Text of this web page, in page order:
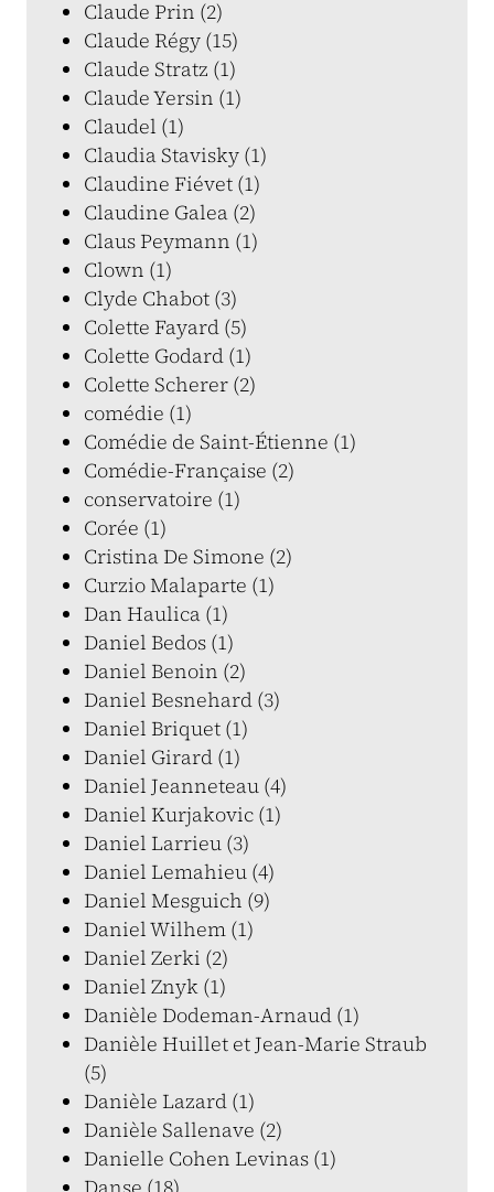
Claude Prin (2)
Claude Régy (15)
Claude Stratz (1)
Claude Yersin (1)
Claudel (1)
Claudia Stavisky (1)
Claudine Fiévet (1)
Claudine Galea (2)
Claus Peymann (1)
Clown (1)
Clyde Chabot (3)
Colette Fayard (5)
Colette Godard (1)
Colette Scherer (2)
comédie (1)
Comédie de Saint-Étienne (1)
Comédie-Française (2)
conservatoire (1)
Corée (1)
Cristina De Simone (2)
Curzio Malaparte (1)
Dan Haulica (1)
Daniel Bedos (1)
Daniel Benoin (2)
Daniel Besnehard (3)
Daniel Briquet (1)
Daniel Girard (1)
Daniel Jeanneteau (4)
Daniel Kurjakovic (1)
Daniel Larrieu (3)
Daniel Lemahieu (4)
Daniel Mesguich (9)
Daniel Wilhem (1)
Daniel Zerki (2)
Daniel Znyk (1)
Danièle Dodeman-Arnaud (1)
Danièle Huillet et Jean-Marie Straub
(5)
Danièle Lazard (1)
Danièle Sallenave (2)
Danielle Cohen Levinas (1)